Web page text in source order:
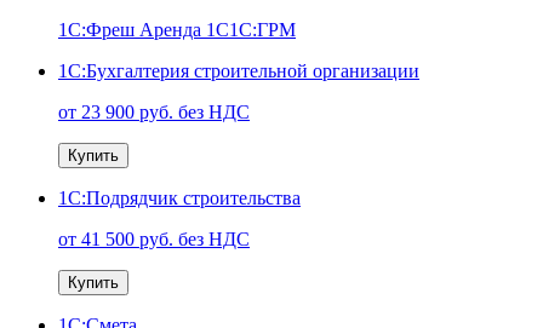
1C:Фреш Аренда 1С1С:ГРМ
1С:Бухгалтерия строительной организации
от 23 900 руб. без НДС
Купить
1С:Подрядчик строительства
от 41 500 руб. без НДС
Купить